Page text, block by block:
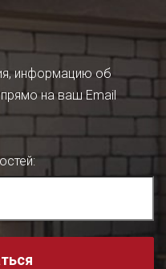
информацию об
прямо на ваш Email
: